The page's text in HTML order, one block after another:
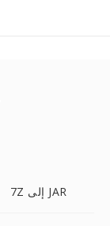
7Z إلى JAR